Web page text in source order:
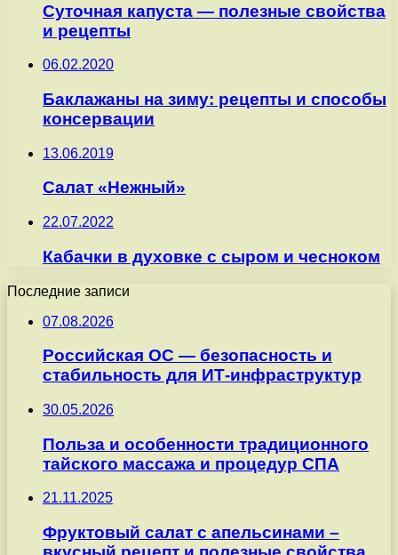
Суточная капуста — полезные свойства
и рецепты
06.02.2020
Баклажаны на зиму: рецепты и способы
консервации
13.06.2019
Салат «Нежный»
22.07.2022
Кабачки в духовке с сыром и чесноком
Последние записи
07.08.2026
Российская ОС — безопасность и
стабильность для ИТ-инфраструктур
30.05.2026
Польза и особенности традиционного
тайского массажа и процедур СПА
21.11.2025
Фруктовый салат с апельсинами –